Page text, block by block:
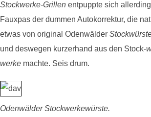
Stockwerke-Grillen entpuppte sich
Fauxpas der dummen Autokorrektur, die
etwas von original Odenwälder
und deswegen kurzerhand aus den Stock-
werke machte. Seis drum.
Odenwälder Stockwerkewürste.